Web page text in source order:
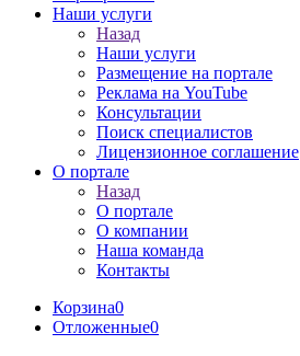
Наши услуги
Назад
Наши услуги
Размещение на портале
Реклама на YouTube
Консультации
Поиск специалистов
Лицензионное соглашение
О портале
Назад
О портале
О компании
Наша команда
Контакты
Корзина0
Отложенные0